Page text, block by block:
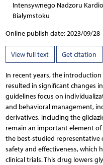
Intensywnego Nadzoru
Białymstoku
Online publish date: 2023/09/28
View full text Get citation
In recent years, the
resulted in significant changes
guidelines focus on
and behavioral management,
derivatives, including the
remain an important element of
the best-studied representative
safety and effectiveness, which
clinical trials. This drug lowers